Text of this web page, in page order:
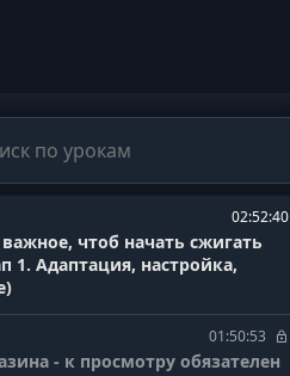
02:52:40
чтоб начать сжигать
1. Адаптация, настройка,
01:50:53
- к просмотру обязателен